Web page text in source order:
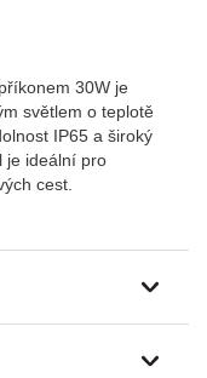
30W je
světlem o teplotě
IP65 a široký
je ideální pro
cest.